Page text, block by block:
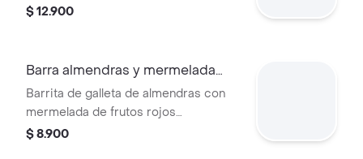
- sin gluten - apta para diabéticos.
$ 12.900
Barra almendras y mermelada
frutos rojo
Barrita de galleta de almendras con
mermelada de frutos rojos
(arandanos, agraz y mora) con
$ 8.900